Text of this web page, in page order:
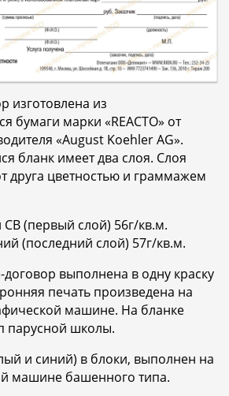
изготовлена из
бумаги марки «REACTO» от
«August Koehler AG».
бланк имеет два слоя. Слоя
друга цветностью и граммажем
(первый слой) 56г/кв.м.
(последний слой) 57г/кв.м.
выполнена в одну краску
печать произведена на
машине. На бланке
парусной школы.
и синий) в блоки, выполнен на
машине башенного типа.